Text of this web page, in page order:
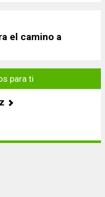
el camino a
para ti